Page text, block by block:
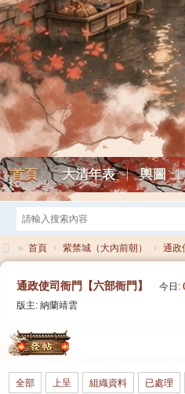
首頁 大清年表 輿圖
大
國
» 首頁 › 紫禁城（大內前朝） › 通政
通政使司衙門【六部衙門】 今日:
版主: 納蘭靖雲
發帖
全部 上呈 組織資料 已處理